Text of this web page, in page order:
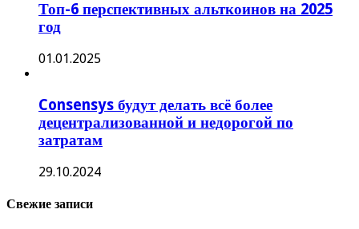
Топ-6 перспективных альткоинов на 2025
год
01.01.2025
Consensys будут делать всё более
децентрализованной и недорогой по
затратам
29.10.2024
Свежие записи